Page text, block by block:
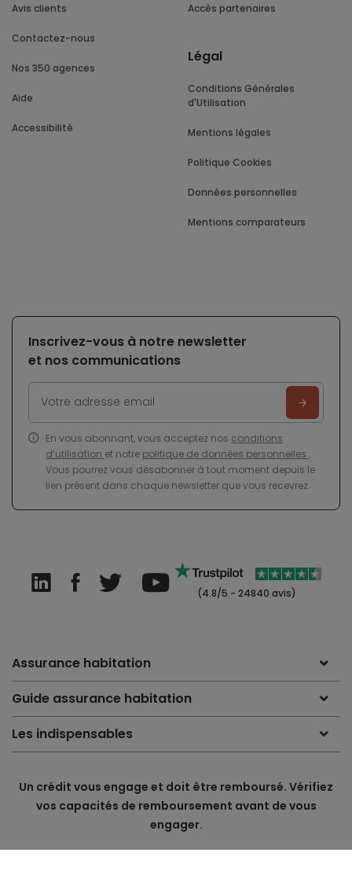
Avis clients
Contactez-nous
Nos 350 agences
Aide
Accessibilité
Accès partenaires
Légal
Conditions Générales
d'Utilisation
Mentions légales
Politique Cookies
Données personnelles
Mentions comparateurs
Inscrivez-vous à notre newsletter
et nos communications
En vous abonnant, vous acceptez nos conditions
d’utilisation et notre politique de données personnelles .
Vous pourrez vous désabonner à tout moment depuis le
lien présent dans chaque newsletter que vous recevrez.
(4.8/5 - 24840 avis)
Assurance habitation
Guide assurance habitation
Les indispensables
Un crédit vous engage et doit être remboursé. Vérifiez
vos capacités de remboursement avant de vous
engager.